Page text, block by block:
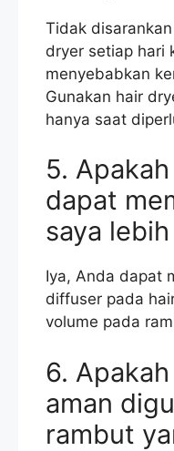
Tidak
dryer setiap hari
menyebabkan
Gunakan hair
hanya saat
5.
dapat
saya
Iya, Anda dapat
diffuser pada
volume pada
6.
aman
rambut